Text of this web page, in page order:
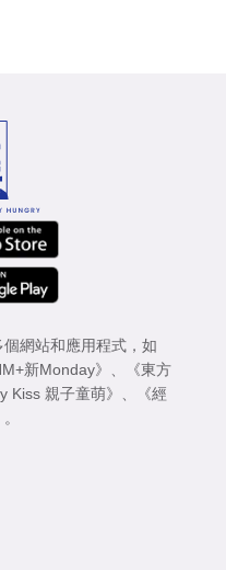
網站和應用程式，如
新Monday》
《東方
Kiss 親子童萌》
《經
。